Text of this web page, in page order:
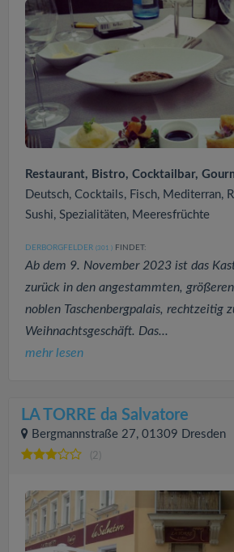
Restaurant, Bistro, Cocktailbar,
Deutsch, Cocktails, Fisch, Mediterran,
Sushi, Spezialitäten, Meeresfrüchte
DERBORGFELDER (301 ) FINDET:
Ab dem 9. November 2023 ist das
zurück in den angestammten,
noblen Taschenbergpalais, rechtzeitig
Weihnachtsgeschäft. Das...
mehr lesen
LA TORRE da Salvatore
Bergmannstraße 27, 01309 Dresden
(2)